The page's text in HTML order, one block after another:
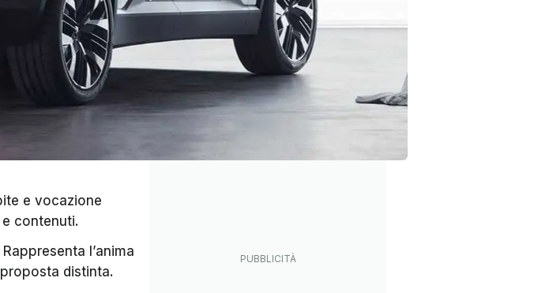
e vocazione
contenuti.
l’anima
distinta.